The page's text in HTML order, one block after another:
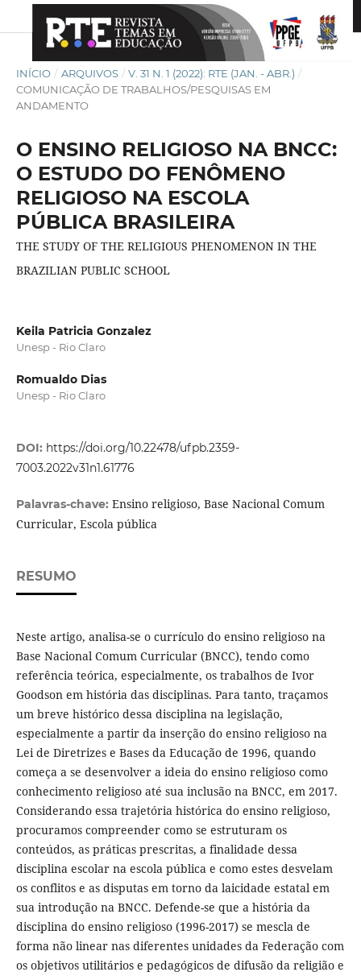
INÍCIO / ARQUIVOS / V. 31 N. 1 (2022): RTE (JAN. - ABR.) /
COMUNICAÇÃO DE TRABALHOS/PESQUISAS EM
ANDAMENTO
O ENSINO RELIGIOSO NA BNCC:
O ESTUDO DO FENÔMENO
RELIGIOSO NA ESCOLA
PÚBLICA BRASILEIRA
THE STUDY OF THE RELIGIOUS PHENOMENON IN THE
BRAZILIAN PUBLIC SCHOOL
Keila Patricia Gonzalez
Unesp - Rio Claro
Romualdo Dias
Unesp - Rio Claro
DOI: https://doi.org/10.22478/ufpb.2359-
7003.2022v31n1.61776
Palavras-chave: Ensino religioso, Base Nacional Comum
Curricular, Escola pública
RESUMO
Neste artigo, analisa-se o currículo do ensino religioso na
Base Nacional Comum Curricular (BNCC), tendo como
referência teórica, especialmente, os trabalhos de Ivor
Goodson em história das disciplinas. Para tanto, traçamos
um breve histórico dessa disciplina na legislação,
especialmente a partir da inserção do ensino religioso na
Lei de Diretrizes e Bases da Educação de 1996, quando
começa a se desenvolver a ideia do ensino religioso como
conhecimento religioso até sua inclusão na BNCC, em 2017.
Considerando essa trajetória histórica do ensino religioso,
procuramos compreender como se estruturam os
conteúdos, as práticas prescritas, a finalidade dessa
disciplina escolar na escola pública e como estes desvelam
os conflitos e as disputas em torno da laicidade estatal em
sua introdução na BNCC. Defende-se que a história da
disciplina do ensino religioso (1996-2017) se mescla de
forma não linear nas diferentes unidades da Federação com
os objetivos utilitários e pedagógicos de difusão da religião e